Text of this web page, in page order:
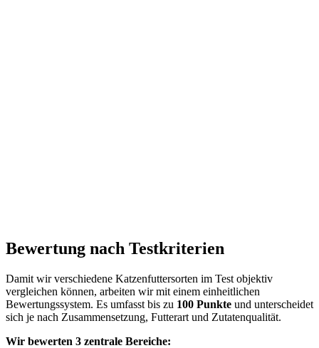
Bewertung nach Testkriterien
Damit wir verschiedene Katzenfuttersorten im Test objektiv
vergleichen können, arbeiten wir mit einem einheitlichen
Bewertungssystem. Es umfasst bis zu 100 Punkte und unterscheidet
sich je nach Zusammensetzung, Futterart und Zutatenqualität.
Wir bewerten 3 zentrale Bereiche: